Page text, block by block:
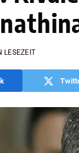
LESEZEIT